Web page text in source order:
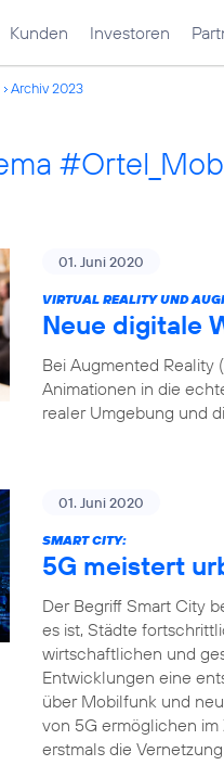
Kunden Investoren
Archiv 2023
01. Juni 2020
VIRTUAL REALITY UND
Neue digitale
Bei Augmented Reality
Animationen in die
realer Umgebung und
01. Juni 2020
SMART CITY:
5G meistert
Der Begriff Smart City
es ist, Städte
wirtschaftlichen und
Entwicklungen eine
über Mobilfunk und
von 5G ermöglichen
erstmals die